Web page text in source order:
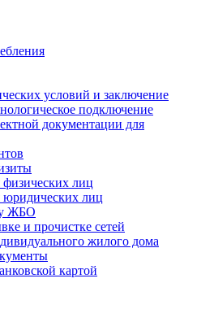
условий и заключение
подключение
документации для
лиц
юридических лиц
ЖБО
и прочистке сетей
жилого дома
картой